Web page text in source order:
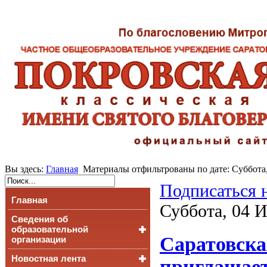
Вы здесь: Главная Материалы отфильтрованы по дате:
Главная
Сведения об
образовательной
организации
Основные сведения
Новостная лента
Подписаться
Суббота, 04